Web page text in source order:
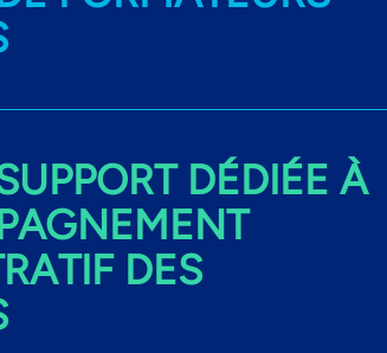
DÉDIÉE À
DES